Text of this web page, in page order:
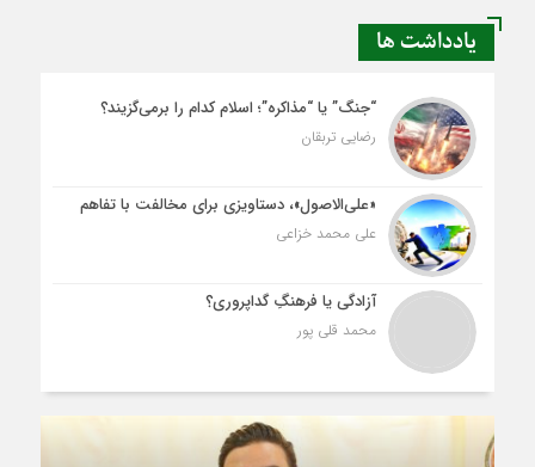
یادداشت ها
“جنگ” یا “مذاکره”؛ اسلام کدام را برمی‌گزیند؟
رضایی تربقان
«علی‌الاصول»، دستاویزی برای مخالفت با تفاهم
علی محمد خزاعی
آزادگی یا فرهنگِ گداپروری؟
محمد قلی پور